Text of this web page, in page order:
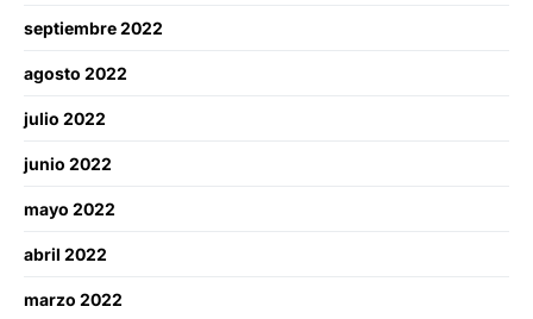
septiembre 2022
agosto 2022
julio 2022
junio 2022
mayo 2022
abril 2022
marzo 2022